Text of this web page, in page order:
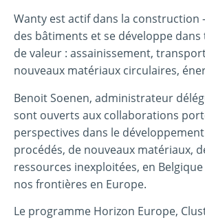
Wanty est actif dans la construction
des bâtiments et se développe
de valeur : assainissement,
nouveaux matériaux circulaires,
Benoit Soenen, administrateur
sont ouverts aux collaborations
perspectives dans le
procédés, de nouveaux matériaux,
ressources inexploitées, en
nos frontières en Europe.
Le programme Horizon Europe,